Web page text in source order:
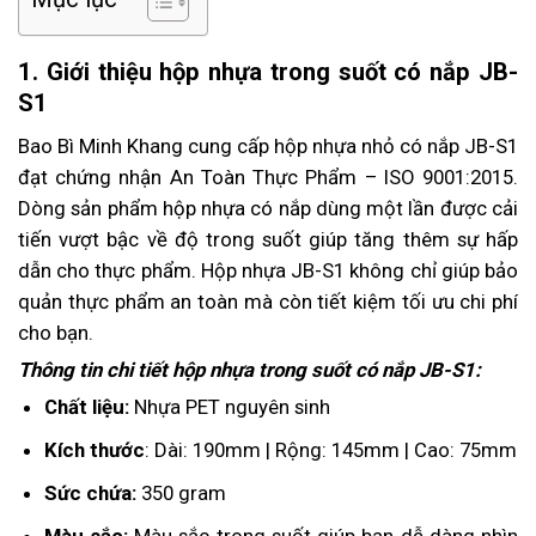
1. Giới thiệu hộp nhựa trong suốt có nắp JB-
S1
Bao Bì Minh Khang cung cấp hộp nhựa nhỏ có nắp JB-S1
đạt chứng nhận An Toàn Thực Phẩm – ISO 9001:2015.
Dòng sản phẩm hộp nhựa có nắp dùng một lần được cải
tiến vượt bậc về độ trong suốt giúp tăng thêm sự hấp
dẫn cho thực phẩm. Hộp nhựa JB-S1 không chỉ giúp bảo
quản thực phẩm an toàn mà còn tiết kiệm tối ưu chi phí
cho bạn.
Thông tin chi tiết hộp nhựa trong suốt có nắp JB-S1:
Chất liệu:Nhựa PET nguyên sinh
Kích thước: Dài: 190mm | Rộng: 145mm | Cao: 75mm
Sức chứa:350 gram